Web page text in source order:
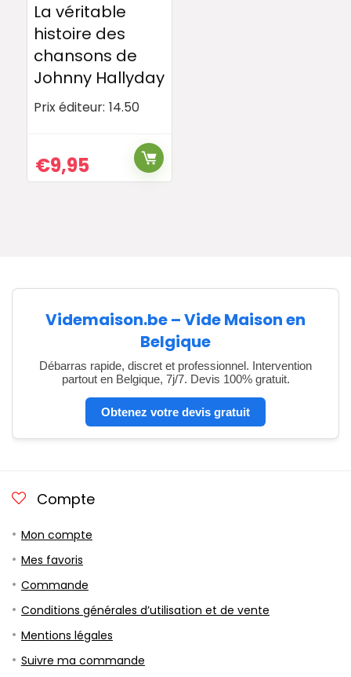
La véritable
histoire des
chansons de
Johnny Hallyday
Prix éditeur: 14.50
€9,95
Videmaison.be – Vide Maison en
Belgique
Débarras rapide, discret et professionnel. Intervention
partout en Belgique, 7j/7. Devis 100% gratuit.
Obtenez votre devis gratuit
Compte
Mon compte
Mes favoris
Commande
Conditions générales d’utilisation et de vente
Mentions légales
Suivre ma commande